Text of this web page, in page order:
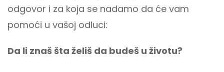
odgovor i za koja se nadamo da će vam
pomoći u vašoj odluci:
Da li znaš šta želiš da budeš u životu?